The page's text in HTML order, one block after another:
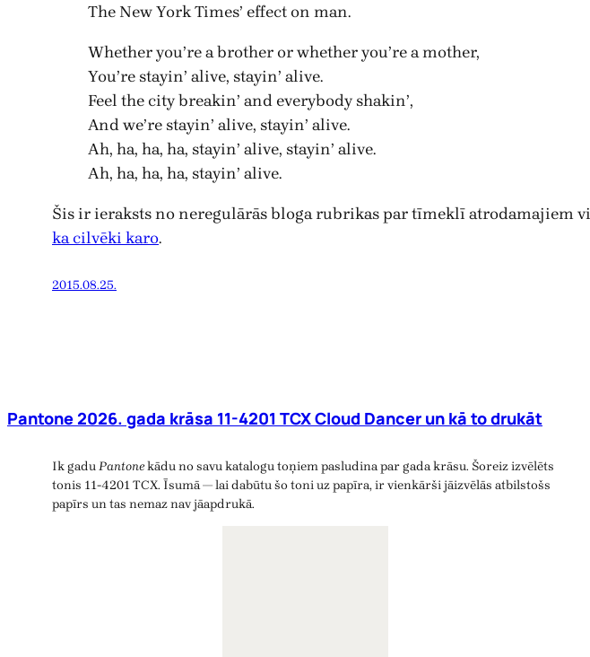
The New York Times’ effect on man.
Whether you’re a brother or whether you’re a mother,
You’re stayin’ alive, stayin’ alive.
Feel the city breakin’ and everybody shakin’,
And we’re stayin’ alive, stayin’ alive.
Ah, ha, ha, ha, stayin’ alive, stayin’ alive.
Ah, ha, ha, ha, stayin’ alive.
Šis ir ieraksts no neregulārās bloga rubrikas par tīmeklī atrodamajiem
ka cilvēki karo.
2015.08.25.
Pantone 2026. gada krāsa 11-4201 TCX Cloud Dancer un kā to drukāt
Ik gaduPantonekādu no savu katalogu toņiem pasludina par gada krāsu. Šoreiz izvēlēts
tonis 11-4201 TCX. Īsumā — lai dabūtu šo toni uz papīra, ir vienkārši jāizvēlās atbilstošs
papīrs un tas nemaz nav jāapdrukā.